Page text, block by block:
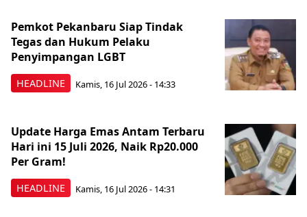
HEADLINE
Pemkot Pekanbaru Siap Tindak
Tegas dan Hukum Pelaku
Penyimpangan LGBT
Kamis, 16 Jul 2026 - 14:33
HEADLINE
Update Harga Emas Antam Terbaru
Hari ini 15 Juli 2026, Naik Rp20.000
Per Gram!
Kamis, 16 Jul 2026 - 14:31